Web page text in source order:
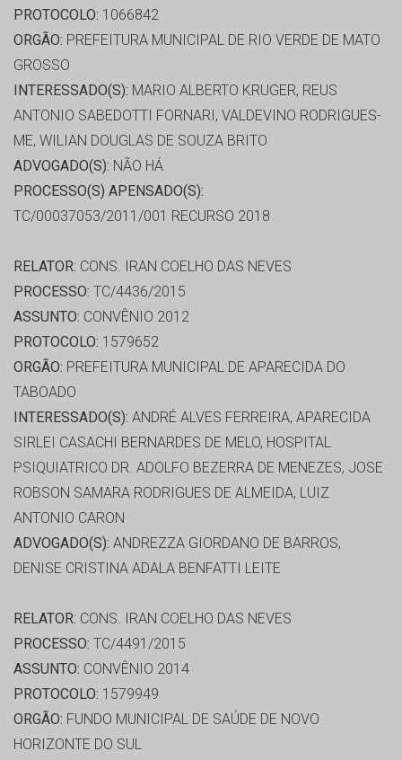
PROTOCOLO: 1066842
ORGÃO: PREFEITURA MUNICIPAL DE RIO VERDE DE MATO
GROSSO
INTERESSADO(S): MARIO ALBERTO KRUGER, REUS
ANTONIO SABEDOTTI FORNARI, VALDEVINO RODRIGUES-
ME, WILIAN DOUGLAS DE SOUZA BRITO
ADVOGADO(S): NÃO HÁ
PROCESSO(S) APENSADO(S):
TC/00037053/2011/001 RECURSO 2018
RELATOR: CONS. IRAN COELHO DAS NEVES
PROCESSO: TC/4436/2015
ASSUNTO: CONVÊNIO 2012
PROTOCOLO: 1579652
ORGÃO: PREFEITURA MUNICIPAL DE APARECIDA DO
TABOADO
INTERESSADO(S): ANDRÉ ALVES FERREIRA, APARECIDA
SIRLEI CASACHI BERNARDES DE MELO, HOSPITAL
PSIQUIATRICO DR. ADOLFO BEZERRA DE MENEZES, JOSE
ROBSON SAMARA RODRIGUES DE ALMEIDA, LUIZ
ANTONIO CARON
ADVOGADO(S): ANDREZZA GIORDANO DE BARROS,
DENISE CRISTINA ADALA BENFATTI LEITE
RELATOR: CONS. IRAN COELHO DAS NEVES
PROCESSO: TC/4491/2015
ASSUNTO: CONVÊNIO 2014
PROTOCOLO: 1579949
ORGÃO: FUNDO MUNICIPAL DE SAÚDE DE NOVO
HORIZONTE DO SUL